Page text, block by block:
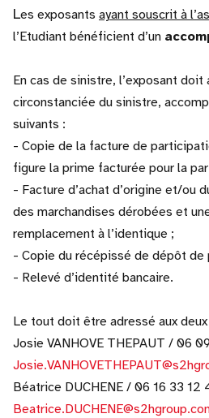
Les exposants ayant souscrit à
l’Etudiant bénéficient d’un
En cas de sinistre, l’exposant
circonstanciée du sinistre,
suivants :
- Copie de la facture de
figure la prime facturée pour la
- Facture d’achat d’origine et/ou
des marchandises dérobées et
remplacement à l’identique ;
- Copie du récépissé de dépôt de
- Relevé d’identité bancaire.
Le tout doit être adressé aux
Josie VANHOVE THEPAUT / 06
Béatrice DUCHENE / 06 16 33 12